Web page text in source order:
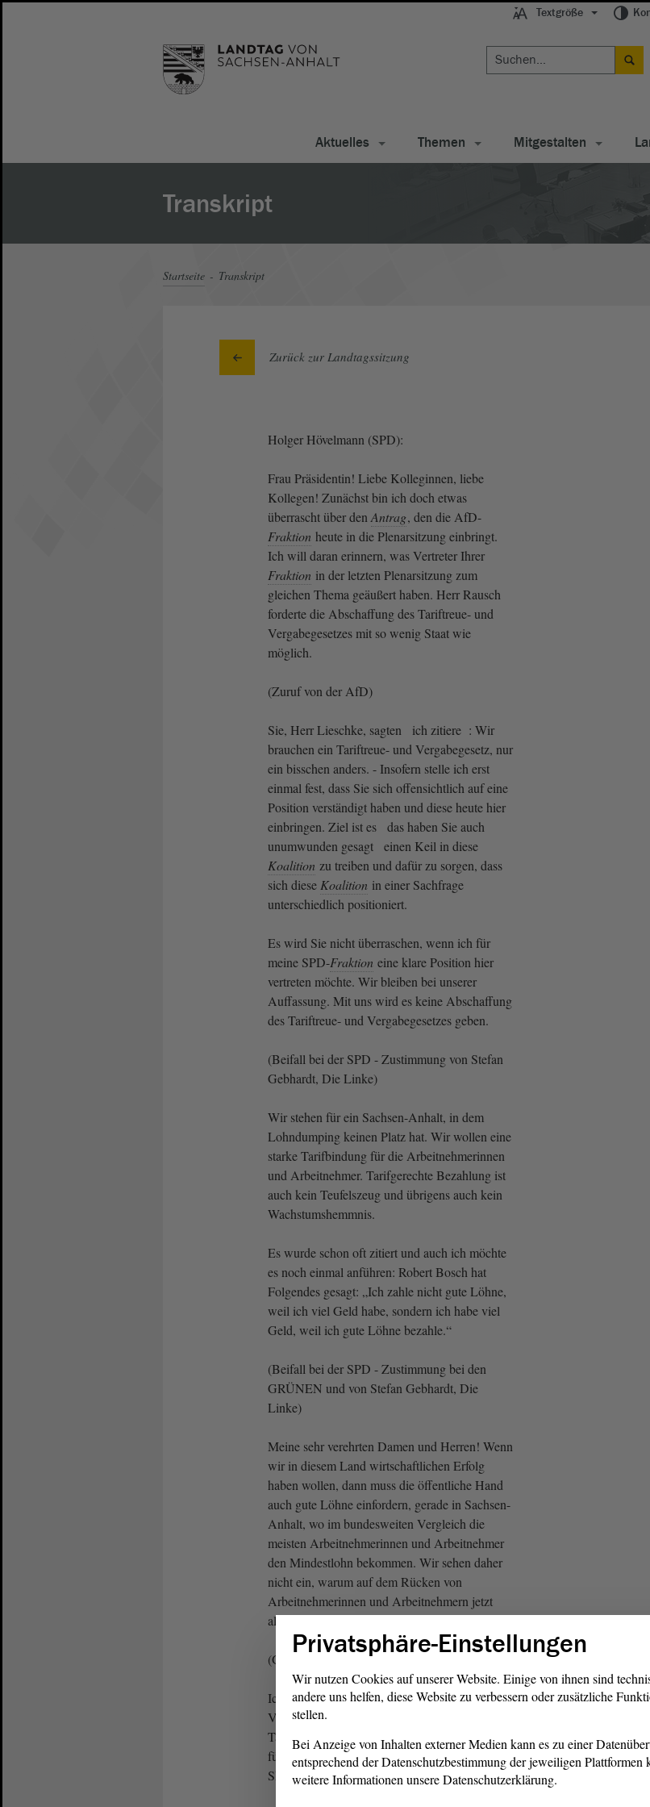
Textgröße
Aktuelles Themen Mitgestalten
Transkript
Startseite Transkript
Zurück zur Landtagssitzung
Holger Hövelmann (SPD):
Frau Präsidentin! Liebe Kolleginnen, liebe
Kollegen! Zunächst bin ich doch etwas
überrascht über den Antrag, den die AfD-
Fraktion heute in die Plenarsitzung einbringt.
Ich will daran erinnern, was Vertreter Ihrer
Fraktion in der letzten Plenarsitzung zum
gleichen Thema geäußert haben. Herr Rausch
forderte die Abschaffung des Tariftreue- und
Vergabegesetzes mit so wenig Staat wie
möglich.
(Zuruf von der AfD)
Sie, Herr Lieschke, sagten ich zitiere : Wir
brauchen ein Tariftreue- und Vergabegesetz, nur
ein bisschen anders. - Insofern stelle ich erst
einmal fest, dass Sie sich offensichtlich auf eine
Position verständigt haben und diese heute hier
einbringen. Ziel ist es das haben Sie auch
unumwunden gesagt einen Keil in diese
Koalition zu treiben und dafür zu sorgen, dass
sich diese Koalition in einer Sachfrage
unterschiedlich positioniert.
Es wird Sie nicht überraschen, wenn ich für
meine SPD-Fraktion eine klare Position hier
vertreten möchte. Wir bleiben bei unserer
Auffassung. Mit uns wird es keine Abschaffung
des Tariftreue- und Vergabegesetzes geben.
(Beifall bei der SPD - Zustimmung von Stefan
Gebhardt, Die Linke)
Wir stehen für ein Sachsen-Anhalt, in dem
Lohndumping keinen Platz hat. Wir wollen eine
starke Tarifbindung für die Arbeitnehmerinnen
und Arbeitnehmer. Tarifgerechte Bezahlung ist
auch kein Teufelszeug und übrigens auch kein
Wachstumshemmnis.
Es wurde schon oft zitiert und auch ich möchte
es noch einmal anführen: Robert Bosch hat
Folgendes gesagt: „Ich zahle nicht gute Löhne,
weil ich viel Geld habe, sondern ich habe viel
Geld, weil ich gute Löhne bezahle.“
(Beifall bei der SPD - Zustimmung bei den
GRÜNEN und von Stefan Gebhardt, Die
Linke)
Meine sehr verehrten Damen und Herren! Wenn
wir in diesem Land wirtschaftlichen Erfolg
haben wollen, dann muss die öffentliche Hand
auch gute Löhne einfordern, gerade in Sachsen-
Anhalt, wo im bundesweiten Vergleich die
meisten Arbeitnehmerinnen und Arbeitnehmer
den Mindestlohn bekommen. Wir sehen daher
nicht ein, warum auf dem Rücken von
Arbeitnehmerinnen und Arbeitnehmern jetzt
alle Vergaberegeln abgeschafft werden sollen.
(Guido Kosmehl, FDP: Ah ja!)
Ich kann es mir nur damit erklären, verehrte
Vertreter der AfD, dass Sie offensichtlich gegen
Tariflöhne eintreten und dass Sie offensichtlich
für Lohndumping in diesem Land sind. Die
SPD ist das jedenfalls nicht.
Privatsphäre-Einstellungen
Wir nutzen Cookies auf unserer Website. Einige von ihnen sind
andere uns helfen, diese Website zu verbessern oder zusätzliche
stellen.
Bei Anzeige von Inhalten externer Medien kann es zu einer
entsprechend der Datenschutzbestimmung der jeweiligen
weitere Informationen unsere Datenschutzerklärung.